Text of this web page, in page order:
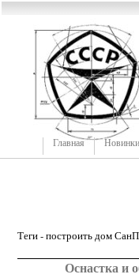
Главная Новинки
Теги - построить дом
Оснастка и